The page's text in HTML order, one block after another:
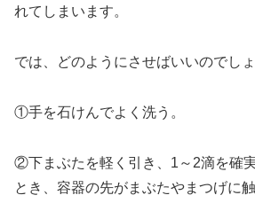
れてしまいます。
では、どのようにさせばいいのでし
①手を石けんでよく洗う。
②下まぶたを軽く引き、1～2滴を確
とき、容器の先がまぶたやまつげに